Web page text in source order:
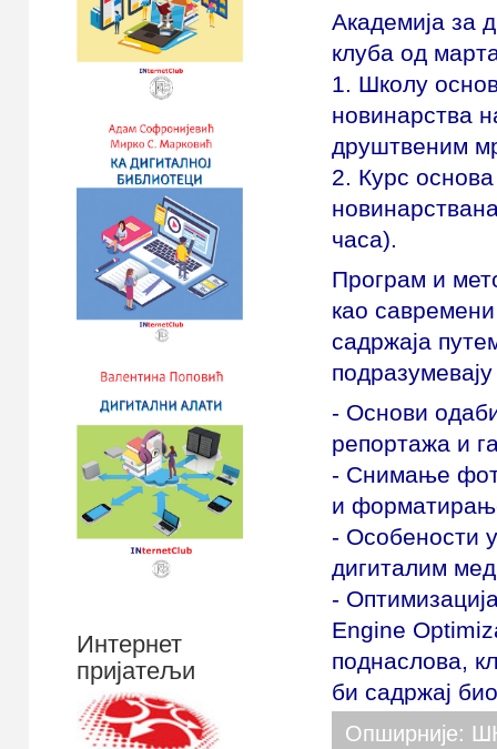
Интернет
пријатељи
Академија за
клуба од
1. Школу
новинарства
друштвеним
2. Курс
часа).
Програм и
као
садржаја
- Основи
репортажа и
- Снимање
и
- Особености
дигиталим
-
Engine
поднаслова,
би садржај
Опширније: